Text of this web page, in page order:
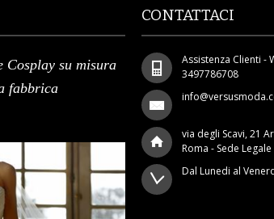
Cosplay su misura
fabbrica
CONTATTACI
Assistenza Clienti -
3497786708
via degli Scavi, 21
Roma - Sede Legale
Dal Lunedi al